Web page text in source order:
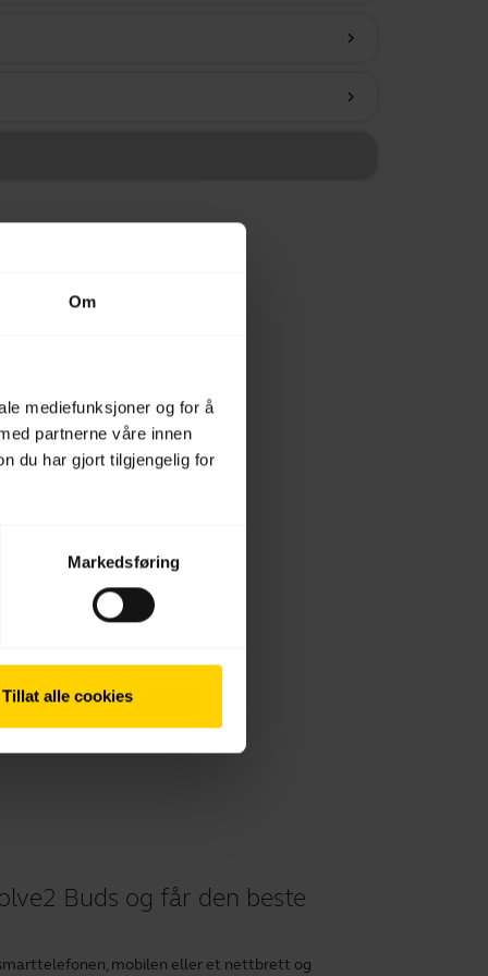
Om
mediefunksjoner og for å
partnerne våre innen
du har gjort tilgjengelig for
Markedsføring
Tillat alle cookies
chevron_right
chevron_right
Buds og får den beste
mobilen eller et nettbrett og